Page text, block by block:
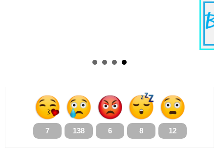
7 138 6 8 12